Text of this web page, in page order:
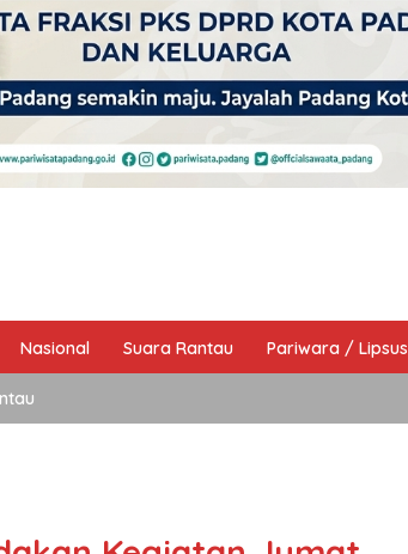
Nasional Suara Rantau Pariwara / Lipsus